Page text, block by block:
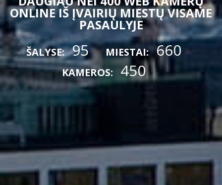
ONLINE IŠ ĮVAIRIŲ MIESTŲ VISAME
PASAULYJE
ŠALYSE: 95 MIESTAI: 660
KAMEROS: 450